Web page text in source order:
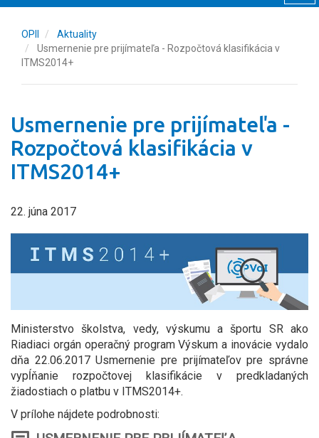
OPII
Aktuality
Usmernenie pre prijímateľa - Rozpočtová klasifikácia v
ITMS2014+
Usmernenie pre prijímateľa -
Rozpočtová klasifikácia v
ITMS2014+
22. júna 2017
Ministerstvo školstva, vedy, výskumu a športu SR ako
Riadiaci orgán operačný program Výskum a inovácie vydalo
dňa 22.06.2017 Usmernenie pre prijímateľov pre správne
vypĺňanie rozpočtovej klasifikácie v predkladaných
žiadostiach o platbu v ITMS2014+.
V prílohe nájdete podrobnosti: